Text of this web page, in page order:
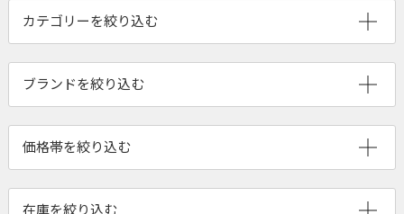
ブランドを絞り込む